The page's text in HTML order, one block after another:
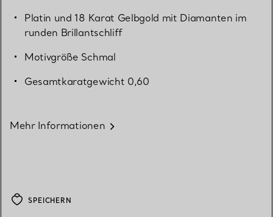
Platin und 18 Karat Gelbgold mit Diamanten im
runden Brillantschliff
Motivgröße Schmal
Gesamtkaratgewicht 0,60
Mehr Informationen
SPEICHERN